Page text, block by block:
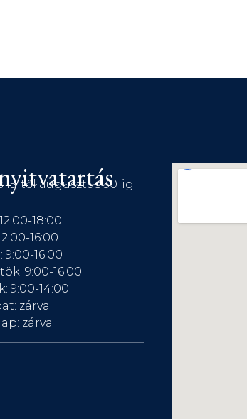
15-től augusztus 30-ig:
18:00
16:00
9:00-16:00
9:00-16:00
9:00-14:00
zárva
zárva